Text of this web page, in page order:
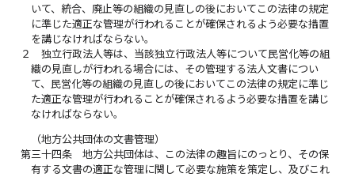
いて、統合、廃止等の組織の見直しの後においてこの法律の規定
に準じた適正な管理が行われることが確保されるよう必要な措置
を講じなければならない。
２
独立行政法人等は、当該独立行政法人等について民営化等の組
織の見直しが行われる場合には、その管理する法人文書につい
て、民営化等の組織の見直しの後においてこの法律の規定に準じ
た適正な管理が行われることが確保されるよう必要な措置を講じ
なければならない。
（地方公共団体の文書管理）
第三十四条
地方公共団体は、この法律の趣旨にのっとり、その保
有する文書の適正な管理に関して必要な施策を策定し、及びこれ